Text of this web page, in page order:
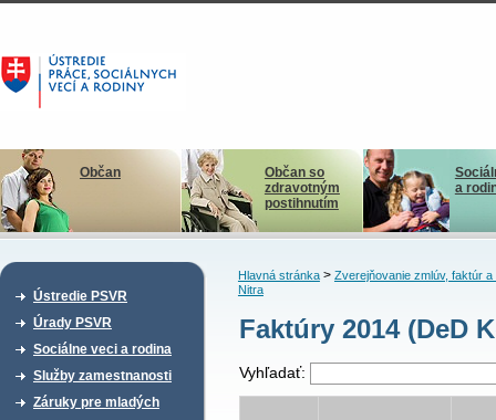
Občan
Občan so
zdravotným
postihnutím
a
Ústredie PSVR
Úrady PSVR
Sociálne veci a rodina
Služby zamestnanosti
Záruky pre mladých
Hlavná stránka> Zverejňovanie zmlúv, faktúr a
Nitra
Faktúry 2014 (DeD
Vyhľadať: